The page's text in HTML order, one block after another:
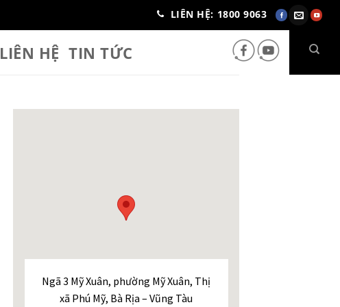
LIÊN HỆ: 1800 9063
LIÊN HỆ TIN TỨC
Ngã 3 Mỹ Xuân, phường Mỹ Xuân, Thị
xã Phú Mỹ, Bà Rịa – Vũng Tàu